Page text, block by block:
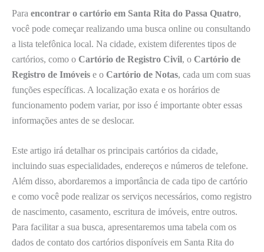
Para encontrar o cartório em Santa Rita do Passa Quatro,
você pode começar realizando uma busca online ou consultando
a lista telefônica local. Na cidade, existem diferentes tipos de
cartórios, como o Cartório de Registro Civil, o Cartório de
Registro de Imóveis e o Cartório de Notas, cada um com suas
funções específicas. A localização exata e os horários de
funcionamento podem variar, por isso é importante obter essas
informações antes de se deslocar.
Este artigo irá detalhar os principais cartórios da cidade,
incluindo suas especialidades, endereços e números de telefone.
Além disso, abordaremos a importância de cada tipo de cartório
e como você pode realizar os serviços necessários, como registro
de nascimento, casamento, escritura de imóveis, entre outros.
Para facilitar a sua busca, apresentaremos uma tabela com os
dados de contato dos cartórios disponíveis em Santa Rita do